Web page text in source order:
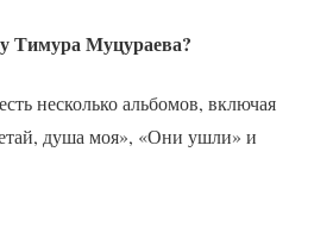
Тимура Муцураева?
несколько альбомов, включая
душа моя», «Они ушли» и